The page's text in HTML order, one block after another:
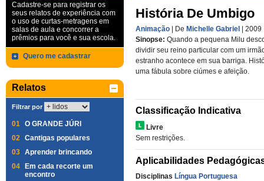
Cadastre-se para registrar os
seus relatos de experiência com
o uso de curtas-metragens em
salas de aula e concorrer a
prêmios para você e sua escola.
Quero me cadastrar
Relatos
Filtrar por
01 O GRANDE JÚRI
02 Cantigas populares
03 Aprender brincando
04
Em cada recorte um
encontro
História De Umbigo
Animação | De Michelle Gabriel | 2009
Sinopse: Quando a pequena Milu
dividir seu reino particular com um
estranho acontece em sua barriga.
uma fábula sobre ciúmes e afeição.
Classificação Indicativa
Livre
Sem restrições.
Aplicabilidades
Disciplinas Língua Portuguesa